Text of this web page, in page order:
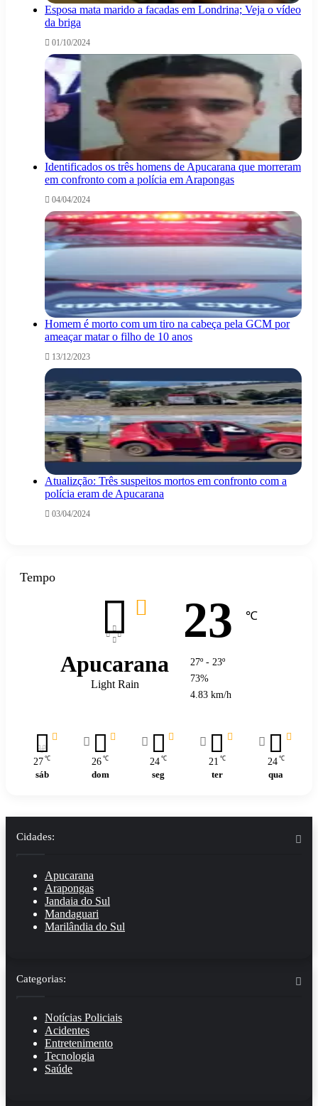
Esposa mata marido a facadas em Londrina; Veja o vídeo
da briga
01/10/2024
Identificados os três homens de Apucarana que morreram
em confronto com a polícia em Arapongas
04/04/2024
Homem é morto com um tiro na cabeça pela GCM por
ameaçar matar o filho de 10 anos
13/12/2023
Atualizção: Três suspeitos mortos em confronto com a
polícia eram de Apucarana
03/04/2024
Tempo
Apucarana
Light Rain
23 ℃
27º - 23º
73%
4.83 km/h
27 ℃
sáb
26 ℃
dom
24 ℃
seg
21 ℃
ter
24 ℃
qua
Cidades:
Apucarana
Arapongas
Jandaia do Sul
Mandaguari
Marilândia do Sul
Categorias:
Notícias Policiais
Acidentes
Entretenimento
Tecnologia
Saúde